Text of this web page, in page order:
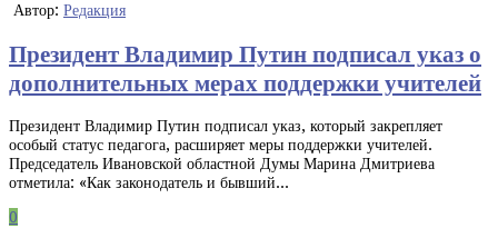
Автор: Редакция
Президент Владимир Путин подписал указ о
дополнительных мерах поддержки учителей
Президент Владимир Путин подписал указ, который закрепляет
особый статус педагога, расширяет меры поддержки учителей.
Председатель Ивановской областной Думы Марина Дмитриева
отметила: «Как законодатель и бывший...
0